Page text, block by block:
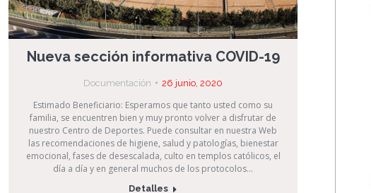
Nueva sección informativa COVID-19
Documentación 26 junio, 2020
Estimado Beneficiario: Esperamos que tanto usted como su
familia, se encuentren bien y muy pronto volver a disfrutar de
nuestro Centro de Deportes. Puede consultar en nuestra Web
las recomendaciones de higiene, salud y patologías, bienestar
emocional, fases de desescalada, culto en templos católicos, el
día a día y en general muchos de los protocolos…
Detalles